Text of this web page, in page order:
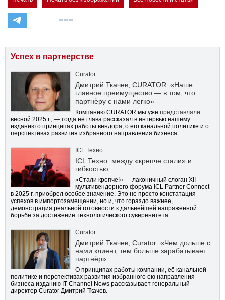
Успех в партнерстве
Curator
Дмитрий Ткачев, CURATOR: «Наше
главное преимущество — в том, что
партнёру с нами легко»
Компанию CURATOR мы уже представляли
весной 2025 г., — тогда её глава рассказал в интервью нашему
изданию о принципах работы вендора, о его канальной политике и о
перспективах развития избранного направления бизнеса …
ICL Техно
ICL Техно: между «крепче стали» и
гибкостью
«Стали крепче!» — лаконичный слоган XII
мультивендорного форума ICL Partner Connect
в 2025 г. приобрел особое значение. Это не просто констатация
успехов в импортозамещении, но и, что гораздо важнее,
демонстрация реальной готовности к дальнейшей напряженной
борьбе за достижение технологического суверенитета.
Curator
Дмитрий Ткачев, Curator: «Чем дольше с
нами клиент, тем больше зарабатывает
партнёр»
О принципах работы компании, её канальной
политике и перспективах развития избранного ею направления
бизнеса изданию IT Channel News рассказывает генеральный
директор Curator Дмитрий Ткачев.